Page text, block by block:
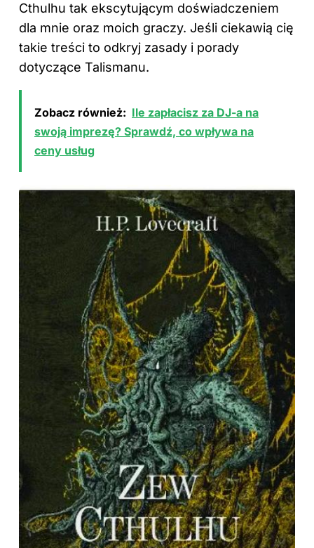
Cthulhu tak ekscytującym doświadczeniem
dla mnie oraz moich graczy. Jeśli ciekawią cię
takie treści to odkryj zasady i porady
dotyczące Talismanu.
Zobacz również: Ile zapłacisz za DJ-a na
swoją imprezę? Sprawdź, co wpływa na
ceny usług